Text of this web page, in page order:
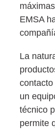
EMSA
La
un
técnico
permite